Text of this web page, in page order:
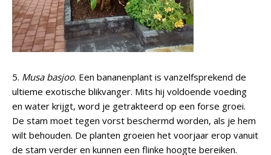
5. Musa basjoo. Een bananenplant is vanzelfsprekend de
ultieme exotische blikvanger. Mits hij voldoende voeding
en water krijgt, word je getrakteerd op een forse groei.
De stam moet tegen vorst beschermd worden, als je hem
wilt behouden. De planten groeien het voorjaar erop vanuit
de stam verder en kunnen een flinke hoogte bereiken.